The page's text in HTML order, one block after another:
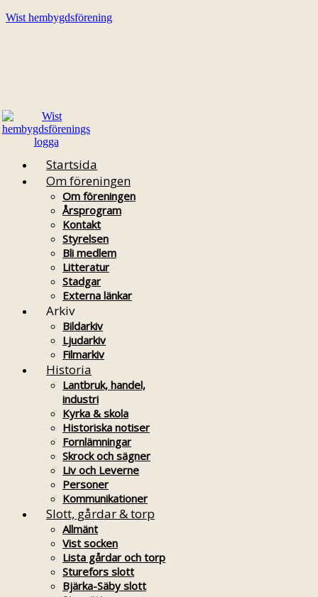
Wist hembygdsförening
Startsida
Om föreningen
Om föreningen
Årsprogram
Kontakt
Styrelsen
Bli medlem
Litteratur
Stadgar
Externa länkar
Arkiv
Bildarkiv
Ljudarkiv
Filmarkiv
Historia
Lantbruk, handel,
industri
Kyrka & skola
Historiska notiser
Fornlämningar
Skrock och sägner
Liv och Leverne
Personer
Kommunikationer
Slott, gårdar & torp
Allmänt
Vist socken
Lista gårdar och torp
Sturefors slott
Bjärka-Säby slott